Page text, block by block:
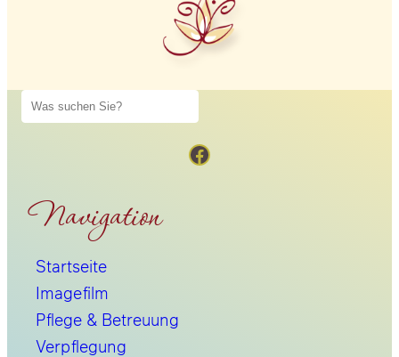
u
Direktlink zur FAcebook-Seite vom Haus Waldschlöschen
Navigation
Startseite
Imagefilm
Pflege & Betreuung
Verpflegung